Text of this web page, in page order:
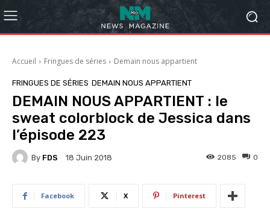
Accueil Fringues de séries Demain nous appartient
FRINGUES DE SÉRIES DEMAIN NOUS APPARTIENT
DEMAIN NOUS APPARTIENT : le
sweat colorblock de Jessica dans
l’épisode 223
By FDS 18 Juin 2018 0
2085
Facebook X Pinterest